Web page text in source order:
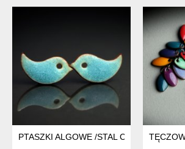
PTASZKI ALGOWE /STAL